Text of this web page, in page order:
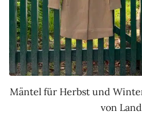
Mäntel für Herbst und
von